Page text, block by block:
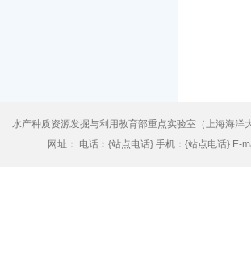
水产种质资源发掘与利用教育部重点实验室（上海海洋
网址： 电话：{站点电话} 手机：{站点电话} E-